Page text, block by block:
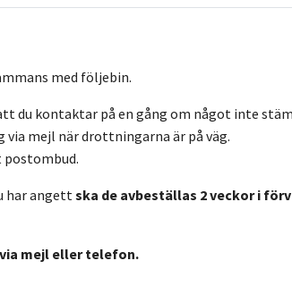
med följebin.
du kontaktar på en gång om något inte
via mejl när drottningarna är på väg.
postombud.
har angett ska de avbeställas 2 veckor i
mejl eller telefon.